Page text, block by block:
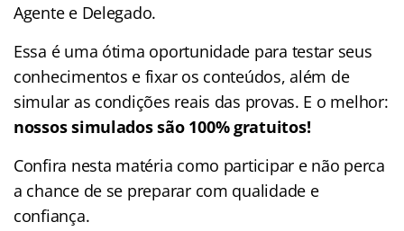
Agente e Delegado.
Essa é uma ótima oportunidade para testar seus
conhecimentos e fixar os conteúdos, além de
simular as condições reais das provas. E o melhor:
nossos simulados são 100% gratuitos!
Confira nesta matéria como participar e não perca
a chance de se preparar com qualidade e
confiança.